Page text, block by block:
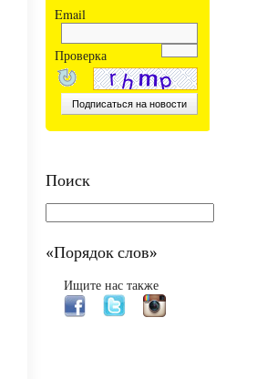
Email
Проверка
Поиск
«Порядок слов»
Ищите нас также